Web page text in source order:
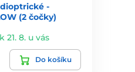
-
(2 čočky)
21. 8. u vás
Do košíku